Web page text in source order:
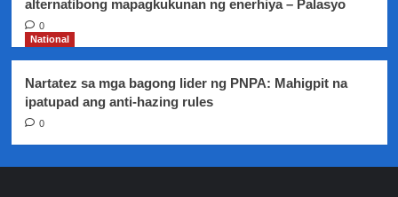
alternatibong mapagkukunan ng enerhiya – Palasyo
0
National
Nartatez sa mga bagong lider ng PNPA: Mahigpit na
ipatupad ang anti-hazing rules
0